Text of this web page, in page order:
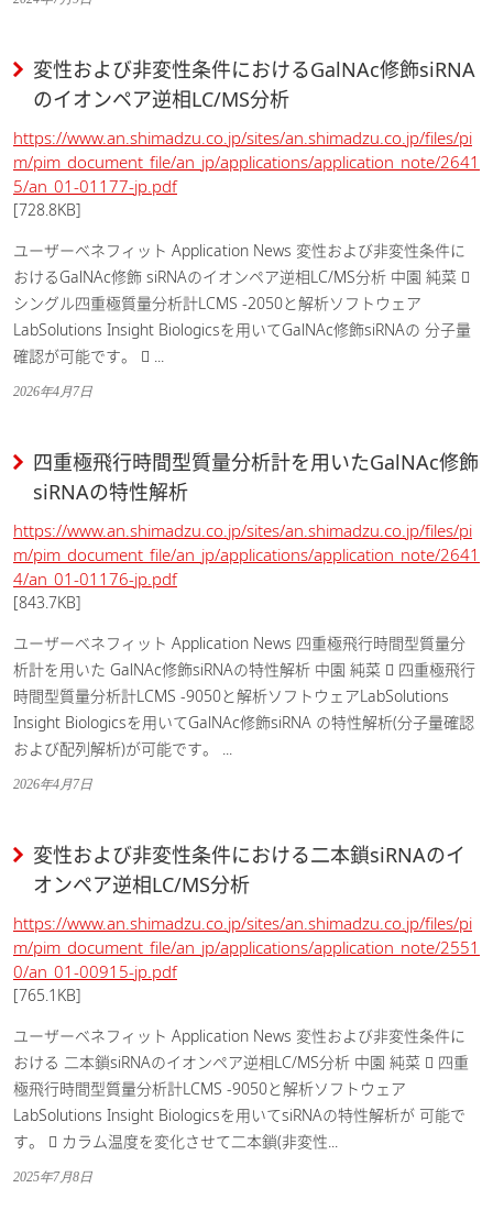
変性および非変性条件におけるGalNAc修飾siRNA
のイオンペア逆相LC/MS分析
https://www.an.shimadzu.co.jp/sites/an.shimadzu.co.jp/files/pi
m/pim_document_file/an_jp/applications/application_note/2641
5/an_01-01177-jp.pdf
[728.8KB]
ユーザーベネフィット Application News 変性および非変性条件に
おけるGalNAc修飾 siRNAのイオンペア逆相LC/MS分析 中園 純菜 
シングル四重極質量分析計LCMS -2050と解析ソフトウェア
LabSolutions Insight Biologicsを用いてGalNAc修飾siRNAの 分子量
確認が可能です。  ...
2026年4月7日
四重極飛行時間型質量分析計を用いたGalNAc修飾
siRNAの特性解析
https://www.an.shimadzu.co.jp/sites/an.shimadzu.co.jp/files/pi
m/pim_document_file/an_jp/applications/application_note/2641
4/an_01-01176-jp.pdf
[843.7KB]
ユーザーベネフィット Application News 四重極飛行時間型質量分
析計を用いた GalNAc修飾siRNAの特性解析 中園 純菜  四重極飛行
時間型質量分析計LCMS -9050と解析ソフトウェアLabSolutions
Insight Biologicsを用いてGalNAc修飾siRNA の特性解析(分子量確認
および配列解析)が可能です。 ...
2026年4月7日
変性および非変性条件における二本鎖siRNAのイ
オンペア逆相LC/MS分析
https://www.an.shimadzu.co.jp/sites/an.shimadzu.co.jp/files/pi
m/pim_document_file/an_jp/applications/application_note/2551
0/an_01-00915-jp.pdf
[765.1KB]
ユーザーベネフィット Application News 変性および非変性条件に
おける 二本鎖siRNAのイオンペア逆相LC/MS分析 中園 純菜  四重
極飛行時間型質量分析計LCMS -9050と解析ソフトウェア
LabSolutions Insight Biologicsを用いてsiRNAの特性解析が 可能で
す。  カラム温度を変化させて二本鎖(非変性...
2025年7月8日